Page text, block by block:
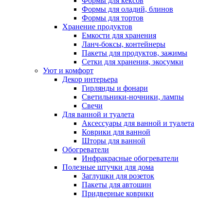
Формы для оладий, блинов
Формы для тортов
Хранение продуктов
Емкости для хранения
Ланч-боксы, контейнеры
Пакеты для продуктов, зажимы
Сетки для хранения, экосумки
Уют и комфорт
Декор интерьера
Гирлянды и фонари
Светильники-ночники, лампы
Свечи
Для ванной и туалета
Аксессуары для ванной и туалета
Коврики для ванной
Шторы для ванной
Обогреватели
Инфракрасные обогреватели
Полезные штучки для дома
Заглушки для розеток
Пакеты для автошин
Придверные коврики